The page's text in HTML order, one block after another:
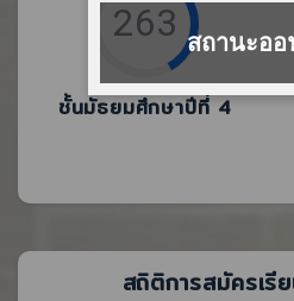
สถานะอ
263
ชั้นมัธยมศึกษาปีที่ 4
สถิติการสมัครเรี